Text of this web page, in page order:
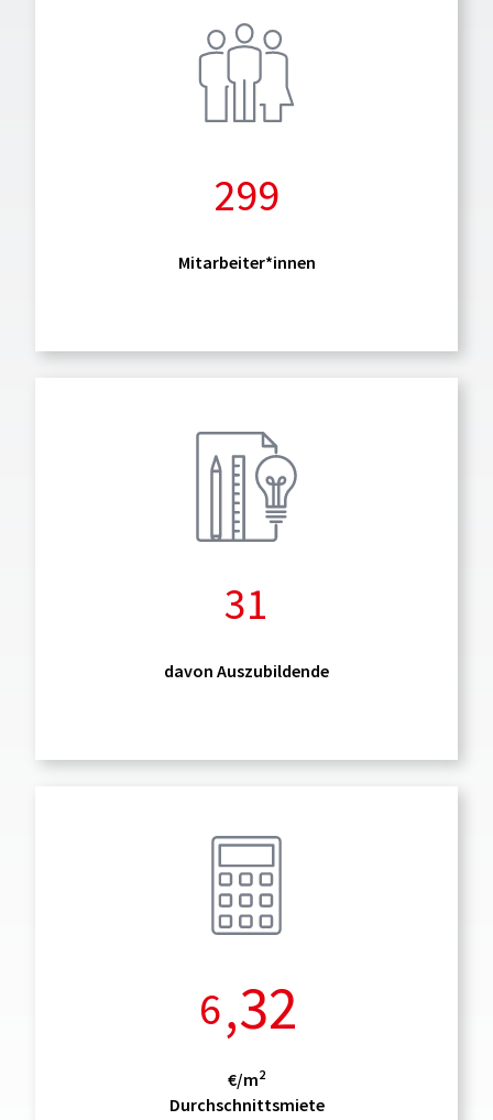
299
Mitarbeiter*innen
31
davon Auszubildende
6,32
€/m2
Durchschnittsmiete